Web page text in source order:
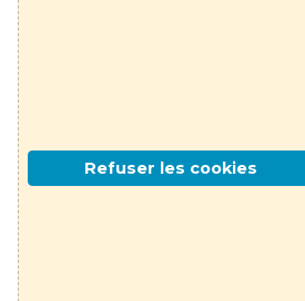
Refuser les cookies